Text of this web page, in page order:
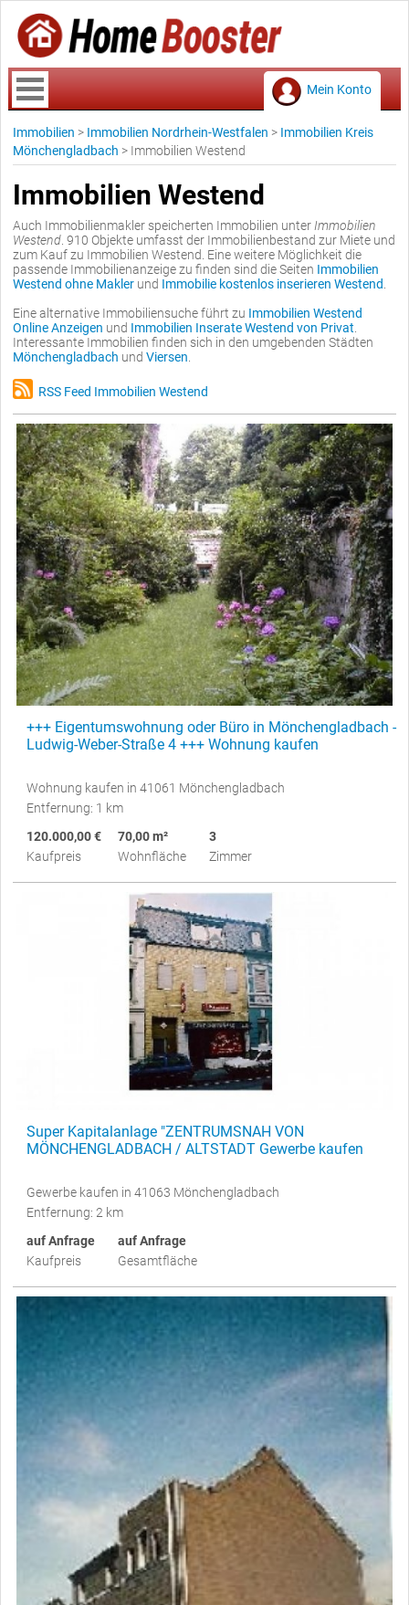
Mein Konto
Immobilien > Immobilien Nordrhein-Westfalen > Immobilien Kreis
Mönchengladbach > Immobilien Westend
Immobilien Westend
Auch Immobilienmakler speicherten Immobilien unter Immobilien
Westend . 910 Objekte umfasst der Immobilienbestand zur Miete und
zum Kauf zu Immobilien Westend. Eine weitere Möglichkeit die
passende Immobilienanzeige zu finden sind die Seiten Immobilien
Westend ohne Makler und Immobilie kostenlos inserieren Westend
Eine alternative Immobiliensuche führt zu Immobilien Westend
Online Anzeigen und Immobilien Inserate Westend von Privat
Interessante Immobilien finden sich in den umgebenden Städten
Mönchengladbach und Viersen
RSS Feed Immobilien Westend
+++ Eigentumswohnung oder Büro in Mönchengladbach -
Ludwig-Weber-Straße 4 +++ Wohnung kaufen
Wohnung kaufen in 41061 Mönchengladbach
Entfernung: 1 km
120.000,00 €
Kaufpreis
70,00 m²
Wohnfläche
3
Zimmer
Super Kapitalanlage "ZENTRUMSNAH VON
MÖNCHENGLADBACH / ALTSTADT Gewerbe kaufen
Gewerbe kaufen in 41063 Mönchengladbach
Entfernung: 2 km
auf Anfrage
Kaufpreis
auf Anfrage
Gesamtfläche